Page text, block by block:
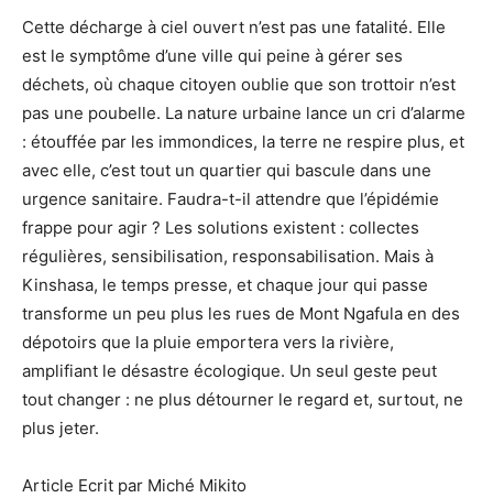
Cette décharge à ciel ouvert n’est pas une fatalité. Elle
est le symptôme d’une ville qui peine à gérer ses
déchets, où chaque citoyen oublie que son trottoir n’est
pas une poubelle. La nature urbaine lance un cri d’alarme
: étouffée par les immondices, la terre ne respire plus, et
avec elle, c’est tout un quartier qui bascule dans une
urgence sanitaire. Faudra-t-il attendre que l’épidémie
frappe pour agir ? Les solutions existent : collectes
régulières, sensibilisation, responsabilisation. Mais à
Kinshasa, le temps presse, et chaque jour qui passe
transforme un peu plus les rues de Mont Ngafula en des
dépotoirs que la pluie emportera vers la rivière,
amplifiant le désastre écologique. Un seul geste peut
tout changer : ne plus détourner le regard et, surtout, ne
plus jeter.
Article Ecrit par Miché Mikito